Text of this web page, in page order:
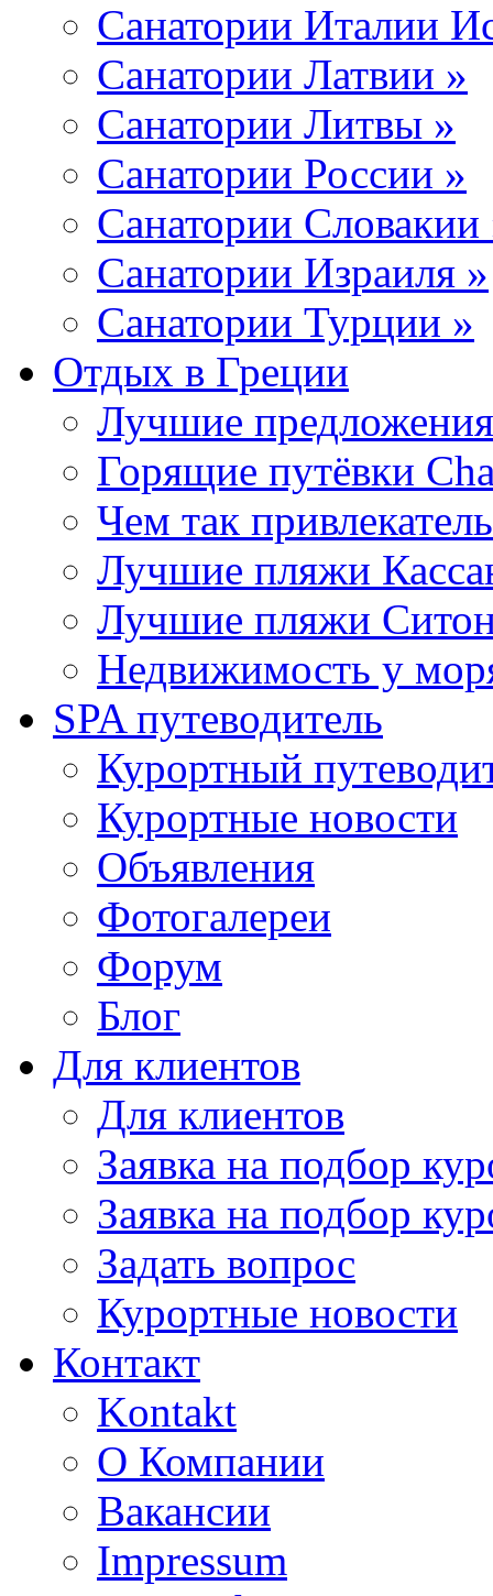
Санатории Италии
Санатории Латвии »
Санатории Литвы »
Санатории России »
Санатории Словакии
Санатории Израиля »
Санатории Турции »
Отдых в Греции
Лучшие
Горящие путёвки
Чем так
Лучшие пляжи
Лучшие пляжи
Недвижимость у
SPA путеводитель
Курортный
Курортные новости
Объявления
Фотогалереи
Форум
Блог
Для клиентов
Для клиентов
Заявка на подбор
Заявка на подбор
Задать вопрос
Курортные новости
Контакт
Kontakt
О Компании
Вакансии
Impressum